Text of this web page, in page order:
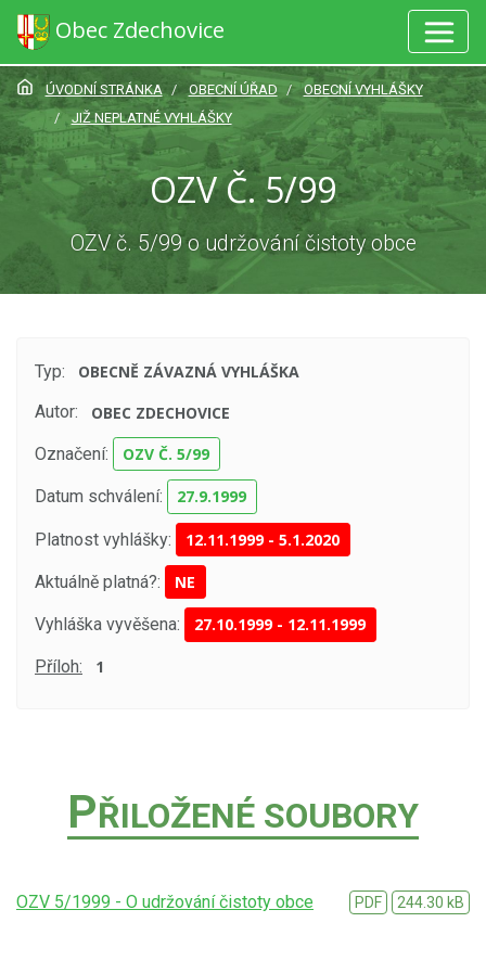
Obec Zdechovice
ÚVODNÍ STRÁNKA OBECNÍ ÚŘAD
OBECNÍ VYHLÁŠKY
JIŽ NEPLATNÉ VYHLÁŠKY
OZV Č. 5/99
OZV č. 5/99 o udržování čistoty obce
Typ:
OBECNĚ ZÁVAZNÁ VYHLÁŠKA
Autor:
OBEC ZDECHOVICE
Označení: OZV Č. 5/99
Datum schválení: 27.9.1999
Platnost vyhlášky: 12.11.1999 - 5.1.2020
Aktuálně platná?: NE
Vyhláška vyvěšena: 27.10.1999- 12.11.1999
Příloh: 1
PŘILOŽENÉ SOUBORY
OZV 5/1999 - O udržování čistoty obce PDF 244.30 kB